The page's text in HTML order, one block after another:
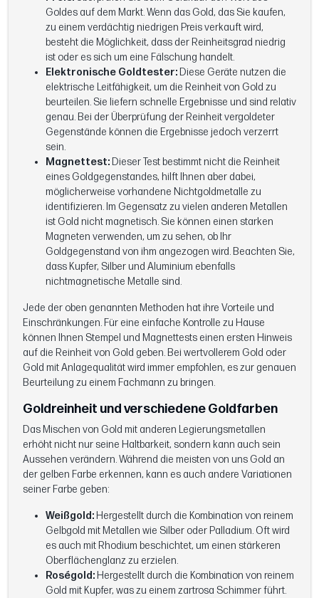
Goldes auf dem Markt. Wenn das Gold, das Sie kaufen,
zu einem verdächtig niedrigen Preis verkauft wird,
besteht die Möglichkeit, dass der Reinheitsgrad niedrig
ist oder es sich um eine Fälschung handelt.
Elektronische Goldtester: Diese Geräte nutzen die
elektrische Leitfähigkeit, um die Reinheit von Gold zu
beurteilen. Sie liefern schnelle Ergebnisse und sind relativ
genau. Bei der Überprüfung der Reinheit vergoldeter
Gegenstände können die Ergebnisse jedoch verzerrt
sein.
Magnettest: Dieser Test bestimmt nicht die Reinheit
eines Goldgegenstandes, hilft Ihnen aber dabei,
möglicherweise vorhandene Nichtgoldmetalle zu
identifizieren. Im Gegensatz zu vielen anderen Metallen
ist Gold nicht magnetisch. Sie können einen starken
Magneten verwenden, um zu sehen, ob Ihr
Goldgegenstand von ihm angezogen wird. Beachten Sie,
dass Kupfer, Silber und Aluminium ebenfalls
nichtmagnetische Metalle sind.
Jede der oben genannten Methoden hat ihre Vorteile und
Einschränkungen. Für eine einfache Kontrolle zu Hause
können Ihnen Stempel und Magnettests einen ersten Hinweis
auf die Reinheit von Gold geben. Bei wertvollerem Gold oder
Gold mit Anlagequalität wird immer empfohlen, es zur genauen
Beurteilung zu einem Fachmann zu bringen.
Goldreinheit und verschiedene Goldfarben
Das Mischen von Gold mit anderen Legierungsmetallen
erhöht nicht nur seine Haltbarkeit, sondern kann auch sein
Aussehen verändern. Während die meisten von uns Gold an
der gelben Farbe erkennen, kann es auch andere Variationen
seiner Farbe geben:
Weißgold: Hergestellt durch die Kombination von reinem
Gelbgold mit Metallen wie Silber oder Palladium. Oft wird
es auch mit Rhodium beschichtet, um einen stärkeren
Oberflächenglanz zu erzielen.
Roségold: Hergestellt durch die Kombination von reinem
Gold mit Kupfer, was zu einem zartrosa Schimmer führt.